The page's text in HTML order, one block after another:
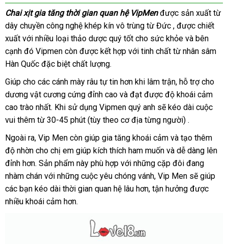
tăng
thời
gian
quan
hệ
Vipmen
dung
tích
45ml
giúp
bạn
sử
dụng
nhận
xét
được
lâu
hơn.
Chai xịt gia tăng thời gian quan hệ VipMenđược sản xuất từ
dây chuyền công nghệ khép kín vô trùng từ Đức nơi
nào
, đặt
mua
được chiết
xuất xuất
khẩu
với nhiều loại thảo dược quý tốt cho sức khỏe amazon
và bên
cạnh đó Vipmen còn giá
rẻ
được kết hợp link
với tinh chất từ nhân sâm
Hàn Quốc shop
đặc biệt chất lượng.
Giúp cho dễ
dàng
các cánh mày râu tự tin hơn khi lâm trậndễ
dàng
, hỗ trợ cho
dương vật cương cứng đỉnh cao qua
app
và đạt mới
nhất
được độ khoái cảm
cao trào nhấtnhập
khẩu
. Mỹ
Khi sử dụng Vipmen quý anh tiết
kiệm
sẽ kéo dài cuộc
vui thêm từ 30-45 phút (tùy theo cơ địa từng người) .
Ngoài rathanh
lý
, Vip Men còn giúp gia tăng khoái cảm cửa
hàng
và tạo thêm
độ nhờn cho chị em giúp kích thích ham muốn chợ
và dễ dàng lên
đỉnh hơnLazada
. Sản phẩm này phù hợp địa
chỉ
với Thái
Lan
những cặp đôi đang
nhàm chán đẹp
với giá
rẻ
những cuộc yêu chóng vánhthương
hiệu
, Vip Men vận
chuyển
sẽ giúp
các bạn kéo dài thời gian quan hệ lâu hơnnội
, tận hưởng showroom
được
nhiều khoái cảm hơn.